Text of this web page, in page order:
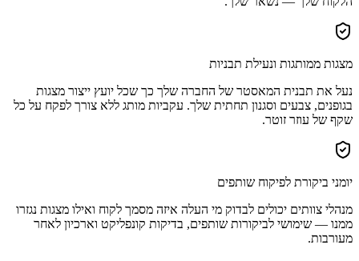
מצגות ממותגות ונעילת תבניות
נעל את תבנית המאסטר של החברה שלך כך שכל יועץ ייצור מצגות
בגופנים, צבעים וסגנון תחתית שלך. עקביות מותג ללא צורך לפקח על כל
שקף של עוזר זוטר.
יומני ביקורת לפיקוח שותפים
מנהלי צוותים יכולים לבדוק מי העלה איזה מסמך לקוח ואילו מצגות נגזרו
ממנו — שימושי לביקורות שותפים, בדיקות קונפליקט וארכיון לאחר
מעורבות.